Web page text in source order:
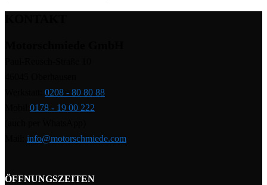
0208 - 80 80 88
0178 - 19 00 222
info@motorschmiede.com
ÖFFNUNGSZEITEN